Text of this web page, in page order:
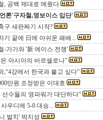
, 공백 제대로 메웠다
론'구자철,영보이스 입단'
구 새판짜기 시작?
기 끝에 日에 아쉬운 패배...
-가가와 '新 에이스 전쟁'
아시아의 바르셀로나"
,“4강에서 한국과 붙고 싶다”
만원 조정받은 이대호
선수들의 영파워가 대단하다"
우디에 5-0 대승...
발치' 박지성